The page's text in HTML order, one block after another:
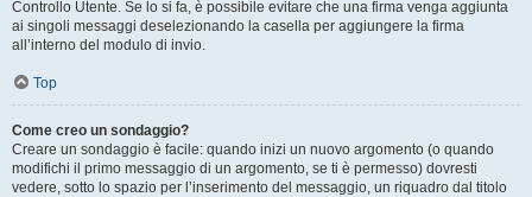
Controllo Utente. Se lo si fa, è possibile evitare che una firma venga aggiunta
ai singoli messaggi deselezionando la casella per aggiungere la firma
all’interno del modulo di invio.
Top
Come creo un sondaggio?
Creare un sondaggio è facile: quando inizi un nuovo argomento (o quando
modifichi il primo messaggio di un argomento, se ti è permesso) dovresti
vedere, sotto lo spazio per l’inserimento del messaggio, un riquadro dal titolo